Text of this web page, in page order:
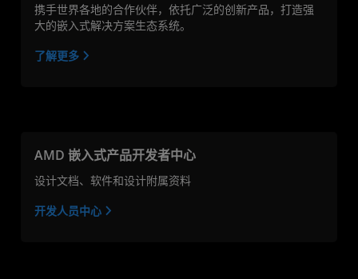
携手世界各地的合作伙伴，依托广泛的创新产品，打造强
大的嵌入式解决方案生态系统。
了解更多
AMD 嵌入式产品开发者中心
设计文档、软件和设计附属资料
开发人员中心